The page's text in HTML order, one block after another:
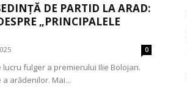
DE PARTID LA ARAD:
„PRINCIPALELE
0
fulger a premierului Ilie Bolojan.
arădenilor. Mai...